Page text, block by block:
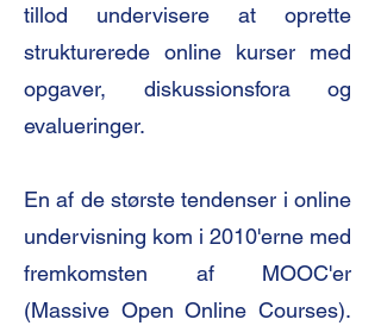
tillod undervisere at oprette
strukturerede online kurser med
opgaver, diskussionsfora og
evalueringer.
En af de største tendenser i online
undervisning kom i 2010'erne med
fremkomsten af MOOC'er
(Massive Open Online Courses).